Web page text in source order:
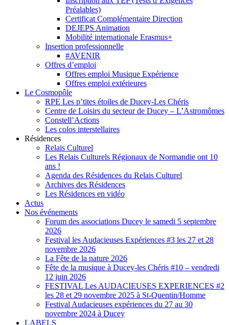
Préalables)
Certificat Complémentaire Direction
DEJEPS Animation
Mobilité internationale Erasmus+
Insertion professionnelle
#AVENIR
Offres d’emploi
Offres emploi Musique Expérience
Offres emploi extérieures
Le Cosmopôle
RPE Les p’tites étoiles de Ducey-Les Chéris
Centre de Loisirs du secteur de Ducey – L’Astromômes
Constell’Actions
Les colos interstellaires
Résidences
Relais Culturel
Les Relais Culturels Régionaux de Normandie ont 10
ans !
Agenda des Résidences du Relais Culturel
Archives des Résidences
Les Résidences en vidéo
Actus
Nos événements
Forum des associations Ducey le samedi 5 septembre
2026
Festival les Audacieuses Expériences #3 les 27 et 28
novembre 2026
La Fête de la nature 2026
Fête de la musique à Ducey-les Chéris #10 – vendredi
12 juin 2026
FESTIVAL Les AUDACIEUSES EXPERIENCES #2
les 28 et 29 novembre 2025 à St-Quentin/Homme
Festival Audacieuses expériences du 27 au 30
novembre 2024 à Ducey
LABELS